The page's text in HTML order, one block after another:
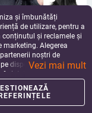
lung buclat, bretonă cu
stil cu valuri mari,
fibre rezistente la
add_shopping_cart
și îmbunătăți
de utilizare, pentru a
și reclamele și
Alegerea
noștri de
dispozitivul dvs. în
în orice moment
multe informații, vă
.
Vezi mai mult